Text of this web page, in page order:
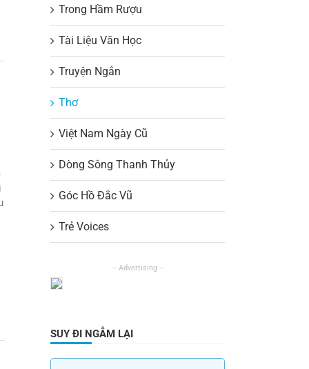
Trong Hầm Rượu
Tài Liệu Văn Học
Truyện Ngắn
Thơ
Việt Nam Ngày Cũ
Dòng Sông Thanh Thủy
Góc Hồ Đắc Vũ
Trẻ Voices
SUY ĐI NGẪM LẠI